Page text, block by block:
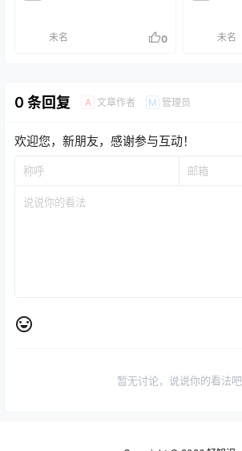
未名 0 未名
0 条回复 A 文章作者 M 管理员
欢迎您，新朋友，感谢参与互动！
暂无讨论，说说你的看法吧